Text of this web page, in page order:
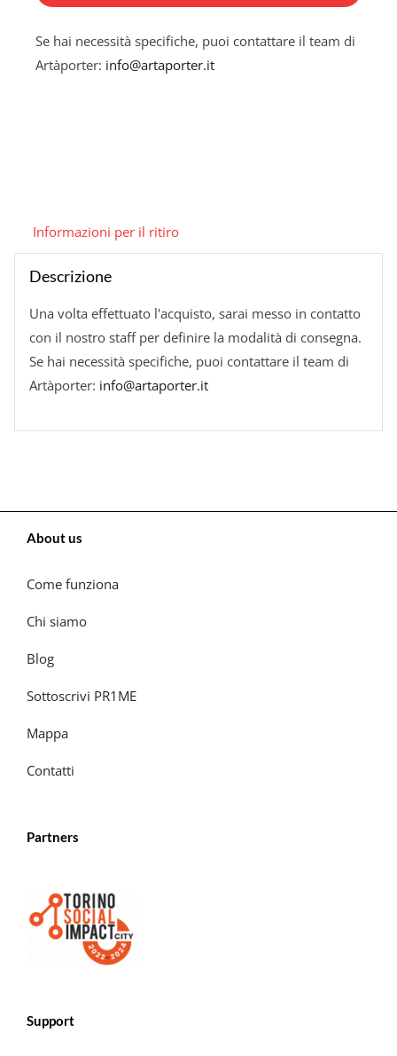
Se hai necessità specifiche, puoi contattare il team di
Artàporter: info@artaporter.it
Informazioni per il ritiro
Descrizione
Una volta effettuato l'acquisto, sarai messo in contatto
con il nostro staff per definire la modalità di consegna.
Se hai necessità specifiche, puoi contattare il team di
Artàporter: info@artaporter.it
About us
Come funziona
Chi siamo
Blog
Sottoscrivi PR1ME
Mappa
Contatti
Partners
Support